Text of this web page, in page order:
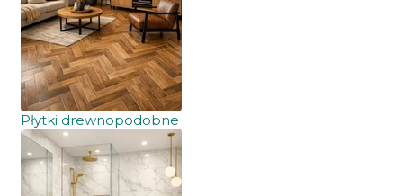
Płytki drewnopodobne